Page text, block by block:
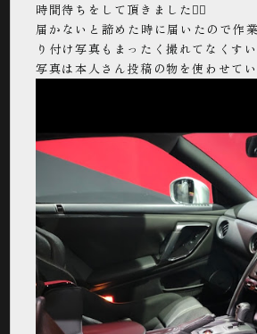
時間待ちをして頂きました🙇‍♂️
届かないと諦めた時に届いたので作
り付け写真もまったく撮れてなくすい
写真は本人さん投稿の物を使わせて